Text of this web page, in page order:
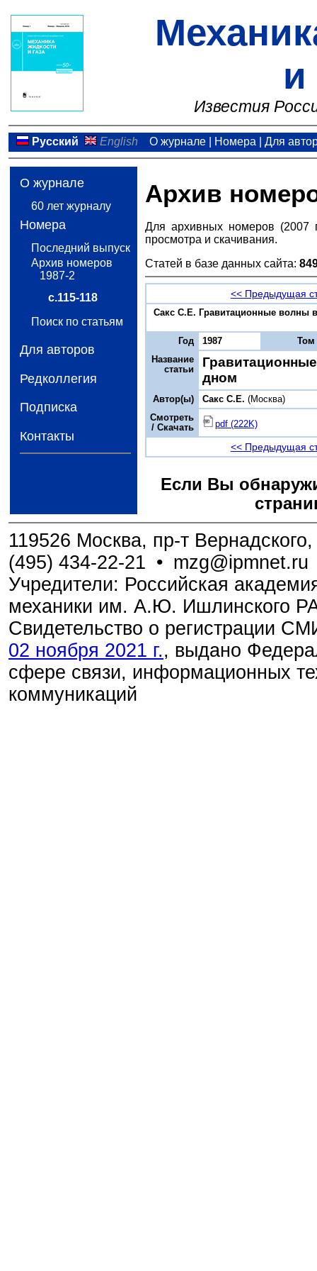
и
Известия
Русский English О журнале| Номера Для
О журнале
60 лет журналу
Номера
Последний выпуск
Архив номеров
1987-2
с.115-118
Поиск по статьям
Для авторов
Редколлегия
Подписка
Контакты
Архив
Для архивных номеров (2007
просмотра и скачивания.
Статей в базе данных сайта:
<< Предыдущая
Сакс С.Е. Гравитационные волны
Год 1987
Том
Название
статьи
дном
Автор(ы) Сакс С.Е. (Москва)
Смотреть
/ Скачать
pdf (222K)
<< Предыдущая
Если Вы
119526 Москва, пр-т
(495) 434-22-21 • mzg@ipmnet.ru
Учредители: Российская
механики им. А.Ю. Ишлинского
Свидетельство о регистрации
02 ноября 2021 г., выдано
сфере связи, информационных
коммуникаций